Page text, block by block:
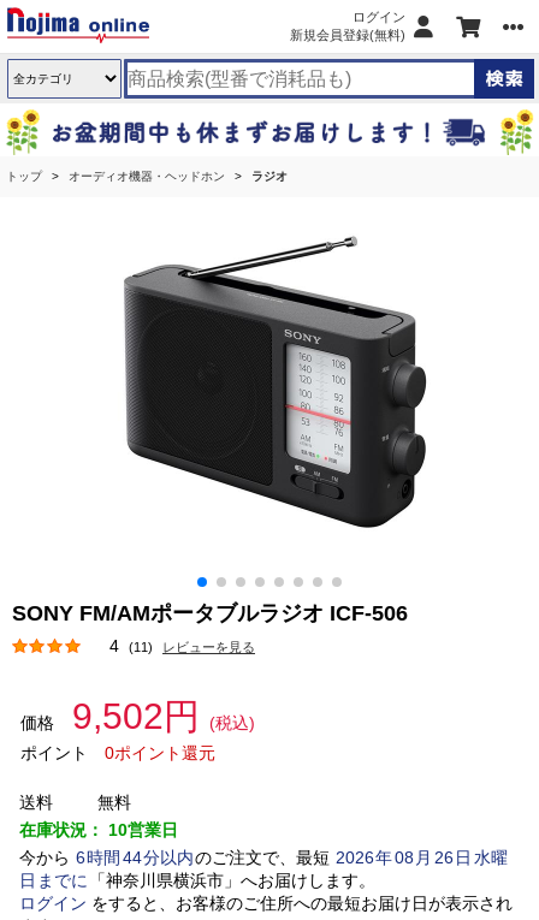
ログイン
新規会員登録(無料)
トップ オーディオ機器・ヘッドホン ラジオ
SONY FM/AMポータブルラジオ ICF-506
4 (11) レビューを見る
価格 9,502円
(税込)
ポイント
0ポイント還元
送料
無料
在庫状況： 10営業日
今から 6時間 44分以内のご注文で、最短 2026年08 月 26日水曜
日 までに 「神奈川県横浜市」 へお届けします。
ログイン をすると、お客様のご住所への最短お届け日が表示され